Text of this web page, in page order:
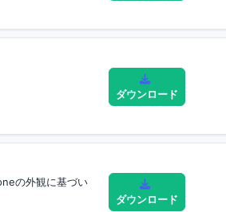
ダウンロード
の外観に基づい
ダウンロード